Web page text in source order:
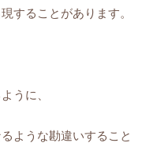
することがあります。
うに、
ような勘違いすること